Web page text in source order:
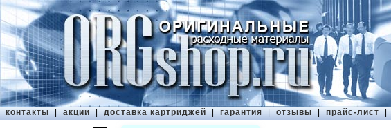
контакты | акции | доставка картриджей | гарантия | отзывы | прайс-лист |